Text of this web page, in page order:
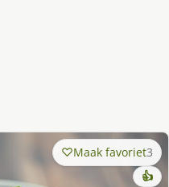
Maak favoriet3
👍